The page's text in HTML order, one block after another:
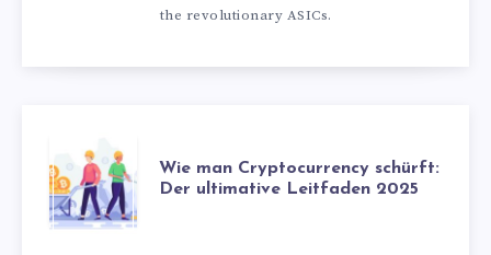
the revolutionary ASICs.
Wie man Cryptocurrency schürft:
Der ultimative Leitfaden 2025